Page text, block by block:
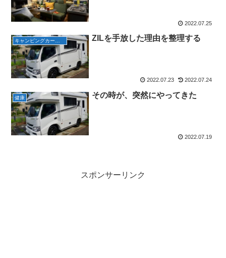
2022.07.25
ZILを手放した理由を整理する
2022.07.23 2022.07.24
健康 その時が、突然にやってきた
2022.07.19
スポンサーリンク